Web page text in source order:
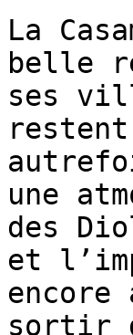
La
belle
ses
une
des
et
sortir